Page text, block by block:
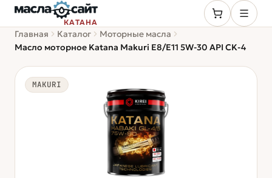
КАТАНА
Главная Каталог
Моторные масла
Масло моторное Katana Makuri E8/E11 5W-30 API CK-4
MAKURI